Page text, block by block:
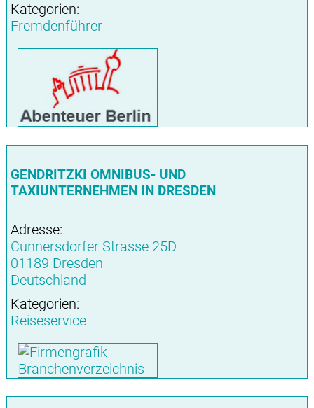
Kategorien:
Fremdenführer
GENDRITZKI OMNIBUS- UND
TAXIUNTERNEHMEN IN DRESDEN
Adresse:
Cunnersdorfer Strasse 25D
01189 Dresden
Deutschland
Kategorien:
Reiseservice